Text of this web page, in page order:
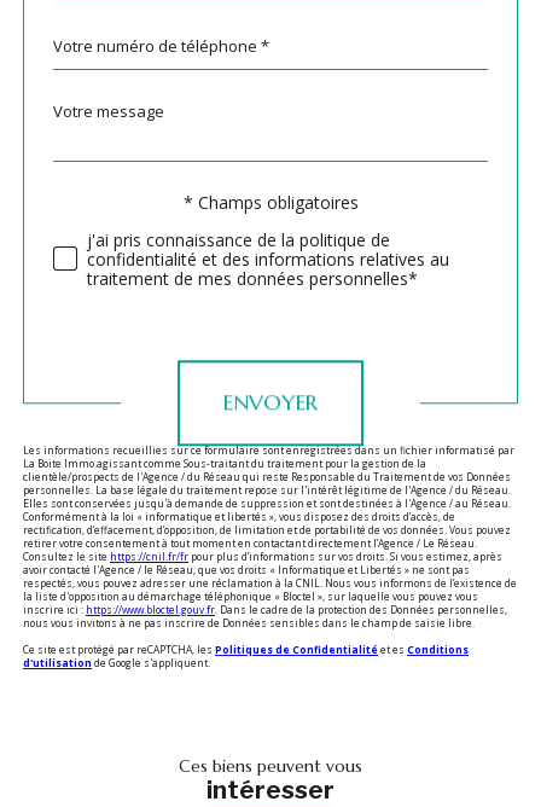
*
Fieldset
Message
*
* Champs obligatoires
j'ai pris connaissance de la politique de
confidentialité et des informations relatives au
traitement de mes données personnelles*
ENVOYER
Les informations recueillies sur ce formulaire sont enregistrées dans un fichier informatisé par
La Boite Immo agissant comme Sous-traitant du traitement pour la gestion de la
clientèle/prospects de l'Agence / du Réseau qui reste Responsable du Traitement de vos Données
personnelles. La base légale du traitement repose sur l'intérêt légitime de l'Agence / du Réseau.
Elles sont conservées jusqu'à demande de suppression et sont destinées à l'Agence / au Réseau.
Conformément à la loi « informatique et libertés », vous disposez des droits d’accès, de
rectification, d’effacement, d’opposition, de limitation et de portabilité de vos données. Vous pouvez
retirer votre consentement à tout moment en contactant directement l’Agence / Le Réseau.
Consultez le site https://cnil.fr/fr pour plus d’informations sur vos droits. Si vous estimez, après
avoir contacté l'Agence / le Réseau, que vos droits « Informatique et Libertés » ne sont pas
respectés, vous pouvez adresser une réclamation à la CNIL. Nous vous informons de l’existence de
la liste d'opposition au démarchage téléphonique « Bloctel », sur laquelle vous pouvez vous
inscrire ici : https://www.bloctel.gouv.fr . Dans le cadre de la protection des Données personnelles,
nous vous invitons à ne pas inscrire de Données sensibles dans le champ de saisie libre.
Ce site est protégé par reCAPTCHA, les Politiques de Confidentialité et es Conditions
d'utilisation de Google s'appliquent.
ces biens peuvent vous
intéresser